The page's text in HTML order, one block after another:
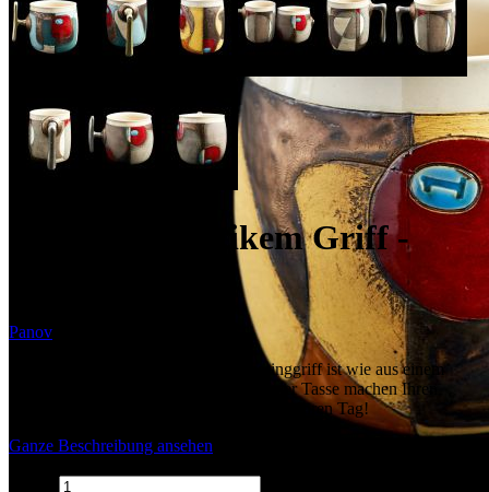
Becher mit antikem Griff -
Panov
Der Keramikbecher mit antikem Messinggriff ist wie aus einem
Märchen. Die Formen und Farben auf der Tasse machen Ihren
morgendlichen Tee verspielt und erhellen Ihren Tag!
Ganze Beschreibung ansehen